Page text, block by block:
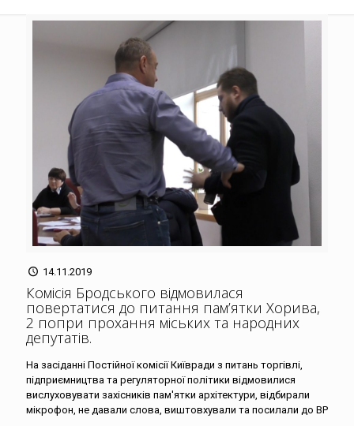
14.11.2019
Комісія Бродського відмовилася
повертатися до питання пам’ятки Хорива,
2 попри прохання міських та народних
депутатів.
На засіданні Постійної комісії Київради з питань торгівлі,
підприємництва та регуляторної політики відмовилися
вислуховувати захісників пам'ятки архітектури, відбирали
мікрофон, не давали слова, виштовхували та посилали до ВР